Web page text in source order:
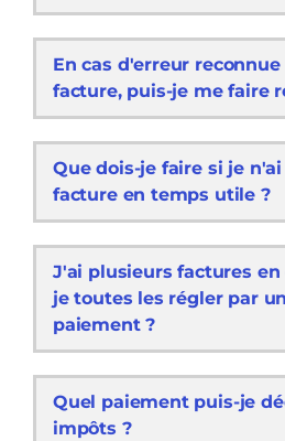
En cas d'erreur
facture, puis-je me faire
Que dois-je faire si je
facture en temps utile ?
J'ai plusieurs factures en
je toutes les régler par
paiement ?
Quel paiement puis-je
impôts ?